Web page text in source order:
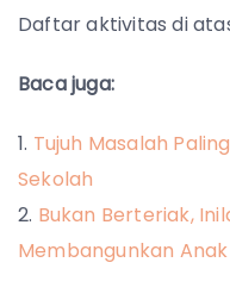
Daftar aktivitas di
Baca juga:
Tujuh Masalah
Sekolah
Bukan Berteriak,
Membangunkan